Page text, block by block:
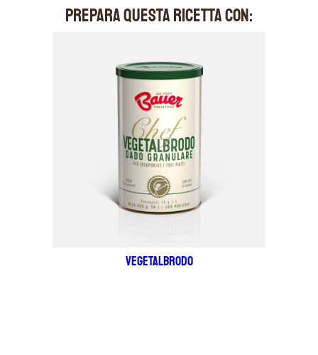
PREPARA QUESTA RICETTA CON:
VEGETALBRODO